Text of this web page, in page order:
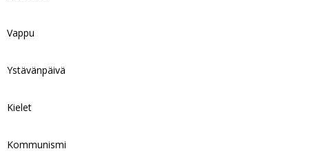
Vappu
Ystävänpäivä
Kielet
Kommunismi